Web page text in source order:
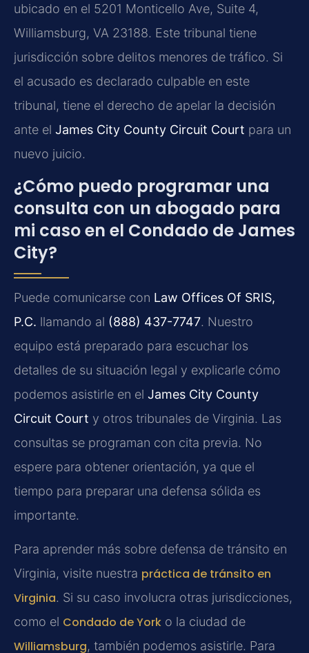
ubicado en el 5201 Monticello Ave, Suite 4,
Williamsburg, VA 23188. Este tribunal tiene
jurisdicción sobre delitos menores de tráfico. Si
el acusado es declarado culpable en este
tribunal, tiene el derecho de apelar la decisión
ante el James City County Circuit Court para un
nuevo juicio.
¿Cómo puedo programar una
consulta con un abogado para
mi caso en el Condado de James
City?
Puede comunicarse con Law Offices Of SRIS,
P.C. llamando al (888) 437-7747. Nuestro
equipo está preparado para escuchar los
detalles de su situación legal y explicarle cómo
podemos asistirle en el James City County
Circuit Court y otros tribunales de Virginia. Las
consultas se programan con cita previa. No
espere para obtener orientación, ya que el
tiempo para preparar una defensa sólida es
importante.
Para aprender más sobre defensa de tránsito en
Virginia, visite nuestra práctica de tránsito en
Virginia. Si su caso involucra otras jurisdicciones,
como el Condado de York o la ciudad de
Williamsburg, también podemos asistirle. Para